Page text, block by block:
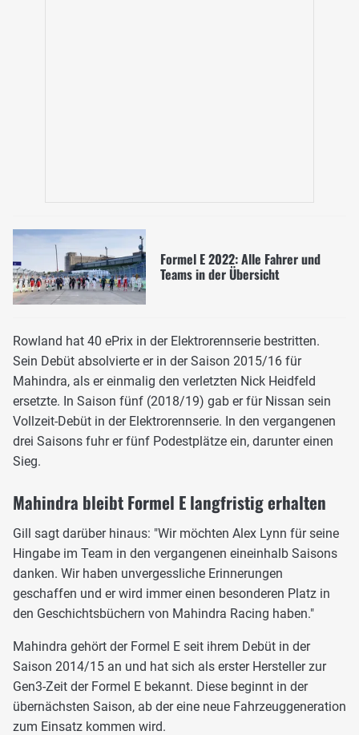
Formel E 2022: Alle Fahrer und
Teams in der Übersicht
Rowland hat 40 ePrix in der Elektrorennserie bestritten.
Sein Debüt absolvierte er in der Saison 2015/16 für
Mahindra, als er einmalig den verletzten Nick Heidfeld
ersetzte. In Saison fünf (2018/19) gab er für Nissan sein
Vollzeit-Debüt in der Elektrorennserie. In den vergangenen
drei Saisons fuhr er fünf Podestplätze ein, darunter einen
Sieg.
Mahindra bleibt Formel E langfristig erhalten
Gill sagt darüber hinaus: "Wir möchten Alex Lynn für seine
Hingabe im Team in den vergangenen eineinhalb Saisons
danken. Wir haben unvergessliche Erinnerungen
geschaffen und er wird immer einen besonderen Platz in
den Geschichtsbüchern von Mahindra Racing haben."
Mahindra gehört der Formel E seit ihrem Debüt in der
Saison 2014/15 an und hat sich als erster Hersteller zur
Gen3-Zeit der Formel E bekannt. Diese beginnt in der
übernächsten Saison, ab der eine neue Fahrzeuggeneration
zum Einsatz kommen wird.